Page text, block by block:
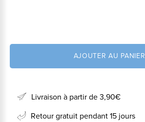
AJOUTER AU PANIER
Livraison à partir de 3,90€
Retour gratuit pendant 15 jours